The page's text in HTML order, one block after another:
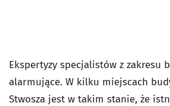
Ekspertyzy specjalistów z zakresu
alarmujące. W kilku miejscach
Stwosza jest w takim stanie, że